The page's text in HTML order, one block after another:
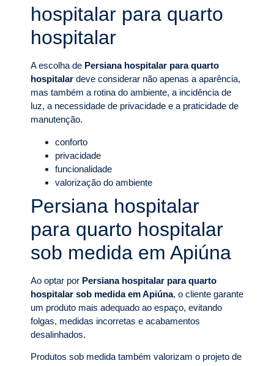
hospitalar para quarto
hospitalar
A escolha de Persiana hospitalar para quarto
hospitalar deve considerar não apenas a aparência,
mas também a rotina do ambiente, a incidência de
luz, a necessidade de privacidade e a praticidade de
manutenção.
conforto
privacidade
funcionalidade
valorização do ambiente
Persiana hospitalar
para quarto hospitalar
sob medida em Apiúna
Ao optar por Persiana hospitalar para quarto
hospitalar sob medida em Apiúna, o cliente garante
um produto mais adequado ao espaço, evitando
folgas, medidas incorretas e acabamentos
desalinhados.
Produtos sob medida também valorizam o projeto de